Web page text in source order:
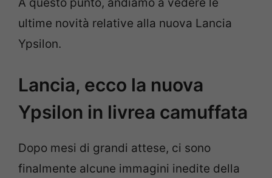
ultime novità relative alla nuova Lancia
Ypsilon.
Lancia, ecco la nuova
Ypsilon in livrea camuffata
Dopo mesi di grandi attese, ci sono
finalmente alcune immagini inedite della